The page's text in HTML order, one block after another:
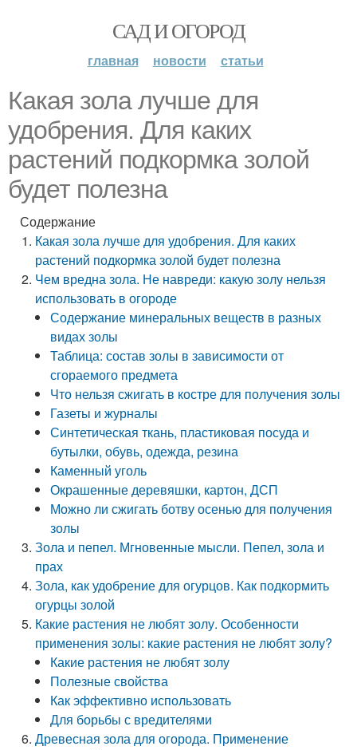
САД И ОГОРОД
главная новости статьи
Какая зола лучше для
удобрения. Для каких
растений подкормка золой
будет полезна
Содержание
Какая зола лучше для удобрения. Для каких
растений подкормка золой будет полезна
Чем вредна зола. Не навреди: какую золу нельзя
использовать в огороде
Содержание минеральных веществ в разных
видах золы
Таблица: состав золы в зависимости от
сгораемого предмета
Что нельзя сжигать в костре для получения золы
Газеты и журналы
Синтетическая ткань, пластиковая посуда и
бутылки, обувь, одежда, резина
Каменный уголь
Окрашенные деревяшки, картон, ДСП
Можно ли сжигать ботву осенью для получения
золы
Зола и пепел. Мгновенные мысли. Пепел, зола и
прах
Зола, как удобрение для огурцов. Как подкормить
огурцы золой
Какие растения не любят золу. Особенности
применения золы: какие растения не любят золу?
Какие растения не любят золу
Полезные свойства
Как эффективно использовать
Для борьбы с вредителями
Древесная зола для огорода. Применение